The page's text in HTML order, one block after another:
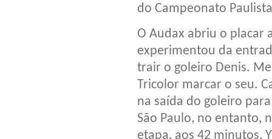
do Campeonato
O Audax abriu o placar
experimentou da
trair o goleiro Denis.
Tricolor marcar o seu.
na saída do goleiro
São Paulo, no entanto,
etapa, aos 42 minutos,